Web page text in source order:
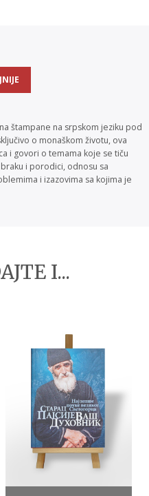
štampane na srpskom jeziku pod
o monaškom životu, ova
i govori o temama koje se tiču
i porodici, odnosu sa
i izazovima sa kojima je
I...